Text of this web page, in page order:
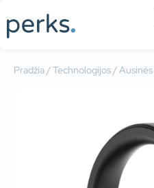
Pradžia/Technologijos/Ausinės